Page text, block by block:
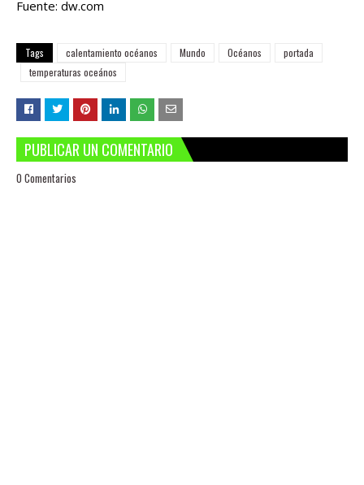
Fuente: dw.com
Tags calentamiento océanos Mundo Océanos
portada
temperaturas oceános
PUBLICAR UN COMENTARIO
0 Comentarios